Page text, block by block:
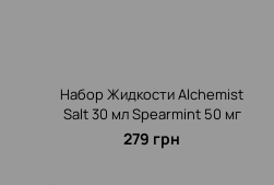
Набор Жидкости Alchemist
Salt 30 мл Spearmint 50 мг
279 грн